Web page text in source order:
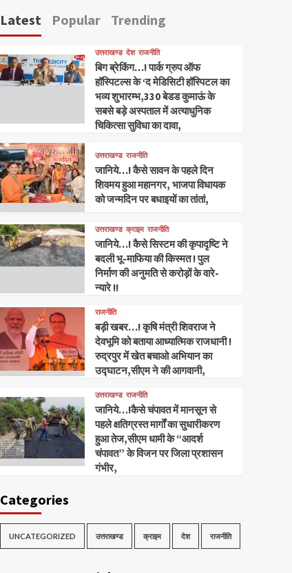
Latest Popular Trending
उत्तराखण्ड देश राजनीति
बिग ब्रेकिंग…! पार्क ग्रुप ऑफ
हॉस्पिटल्स के ‘द मेडिसिटी हॉस्पिटल का
भव्य शुभारम्भ,330 बेडड कुमाऊं के
सबसे बड़े अस्पताल में अत्याधुनिक
चिकित्सा सुविधा का दावा,
उत्तराखण्ड राजनीति
जानिये…! कैसे सावन के पहले दिन
शिवमय हुआ महानगर, भाजपा विधायक
को जन्मदिन पर बधाइयों का तांतां,
उत्तराखण्ड क्राइम राजनीति
जानिये…! कैसे सिस्टम की कृपादृष्टि ने
बदली भू-माफिया की किस्मत ! पुल
निर्माण की अनुमति से करोड़ों के वारे-
न्यारे !!
राजनीति
बड़ी खबर…! कृषि मंत्री शिवराज ने
देवभूमि को बताया आध्यात्मिक राजधानी !
रुद्रपुर में खेत बचाओ अभियान का
उद्घाटन,सीएम ने की आगवानी,
उत्तराखण्ड राजनीति
जानिये…!कैसे चंपावत में मानसून से
पहले क्षतिग्रस्त मार्गों का सुधारीकरण
हुआ तेज,सीएम धामी के “आदर्श
चंपावत” के विजन पर जिला प्रशासन
गंभीर,
Categories
UNCATEGORIZED उत्तराखण्ड क्राइम देश राजनीति